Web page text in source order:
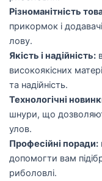
Різноманітність
прикормок і
лову.
Якість і надійність:
високоякісних
та надійність.
Технологічні
шнури, що
улов.
Професійні поради:
допомогти вам
риболовлі.